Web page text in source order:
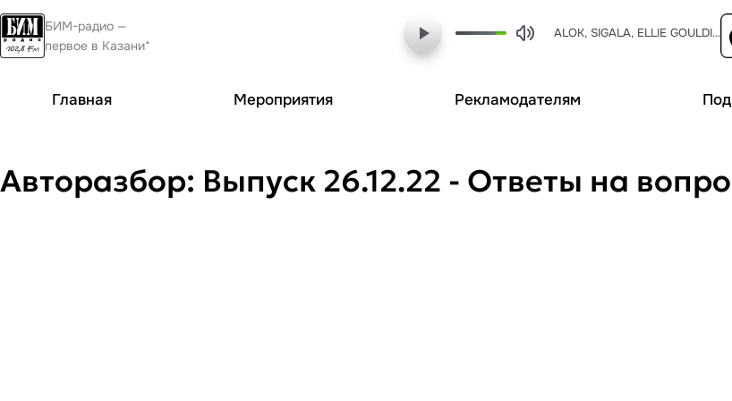
БИМ-радио —
первое в Казани*
ALOK, SIGALA, ELLIE GOULDING - all by myself
Главная Мероприятия Рекламодателям
Авторазбор: Выпуск 26.12.22 - Ответы на